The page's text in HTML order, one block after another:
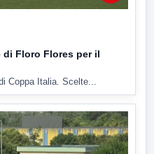
di Floro Flores per il
Coppa Italia. Scelte...